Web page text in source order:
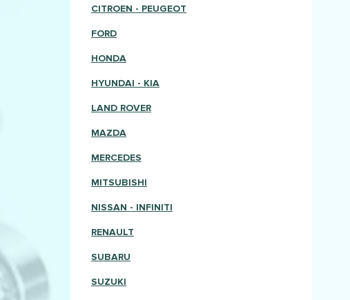
CITROEN - PEUGEOT
FORD
HONDA
HYUNDAI - KIA
LAND ROVER
MAZDA
MERCEDES
MITSUBISHI
NISSAN - INFINITI
RENAULT
SUBARU
SUZUKI